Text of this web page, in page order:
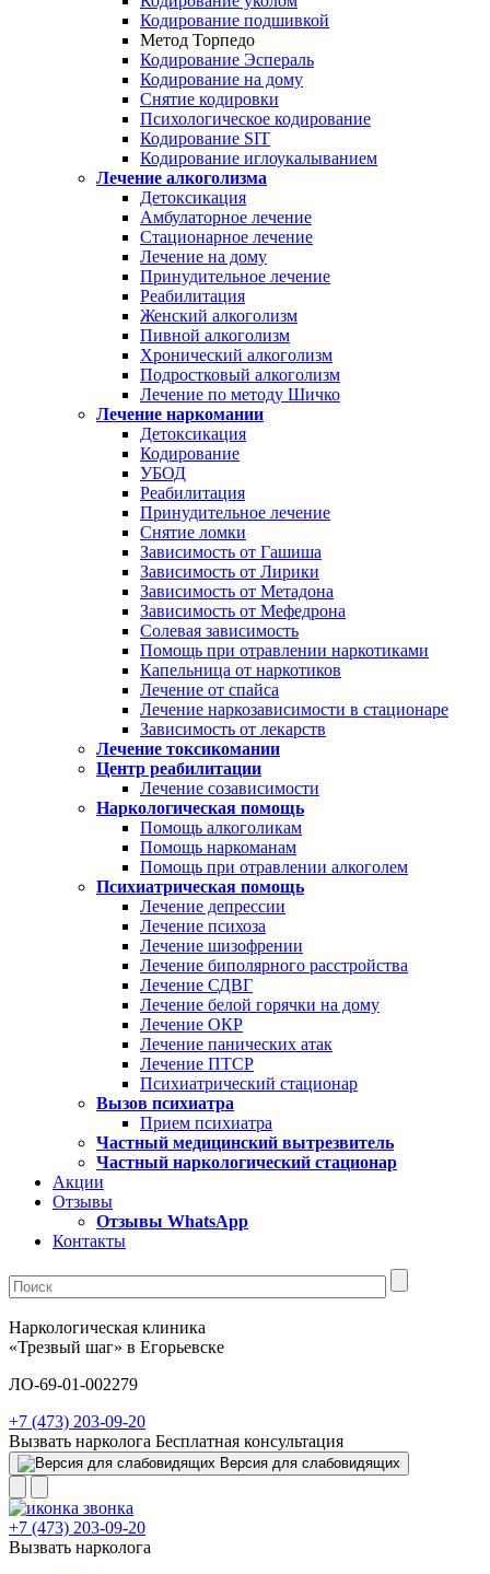
Кодирование подшивкой
Метод Торпедо
Кодирование Эспераль
Кодирование на дому
Снятие кодировки
Психологическое кодирование
Кодирование SIT
Кодирование иглоукалыванием
Лечение алкоголизма
Детоксикация
Амбулаторное лечение
Стационарное лечение
Лечение на дому
Принудительное лечение
Реабилитация
Женский алкоголизм
Пивной алкоголизм
Хронический алкоголизм
Подростковый алкоголизм
Лечение по методу Шичко
Лечение наркомании
Детоксикация
Кодирование
УБОД
Реабилитация
Принудительное лечение
Снятие ломки
Зависимость от Гашиша
Зависимость от Лирики
Зависимость от Метадона
Зависимость от Мефедрона
Солевая зависимость
Помощь при отравлении наркотиками
Капельница от наркотиков
Лечение от спайса
Лечение наркозависимости в стационаре
Зависимость от лекарств
Лечение токсикомании
Центр реабилитации
Лечение созависимости
Наркологическая помощь
Помощь алкоголикам
Помощь наркоманам
Помощь при отравлении алкоголем
Психиатрическая помощь
Лечение депрессии
Лечение психоза
Лечение шизофрении
Лечение биполярного расстройства
Лечение СДВГ
Лечение белой горячки на дому
Лечение ОКР
Лечение панических атак
Лечение ПТСР
Психиатрический стационар
Вызов психиатра
Прием психиатра
Частный медицинский вытрезвитель
Частный наркологический стационар
Акции
Отзывы
Отзывы WhatsApp
Контакты
Наркологическая клиника
«Трезвый шаг» в Егорьевске
ЛО-69-01-002279
+7 (473) 203-09-20
Вызвать нарколога Бесплатная консультация
Версия для слабовидящих
+7 (473) 203-09-20
Вызвать нарколога